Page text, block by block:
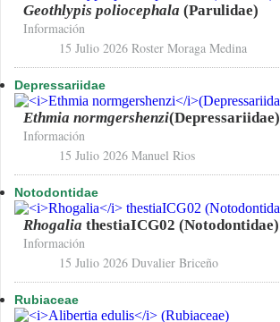
Geothlypis poliocephala (Parulidae)
Información
15 Julio 2026 Roster Moraga Medina
Depressariidae
Ethmia normgershenzi(Depressariidae)
Información
15 Julio 2026 Manuel Rios
Notodontidae
Rhogalia thestiaICG02 (Notodontidae)
Información
15 Julio 2026 Duvalier Briceño
Rubiaceae